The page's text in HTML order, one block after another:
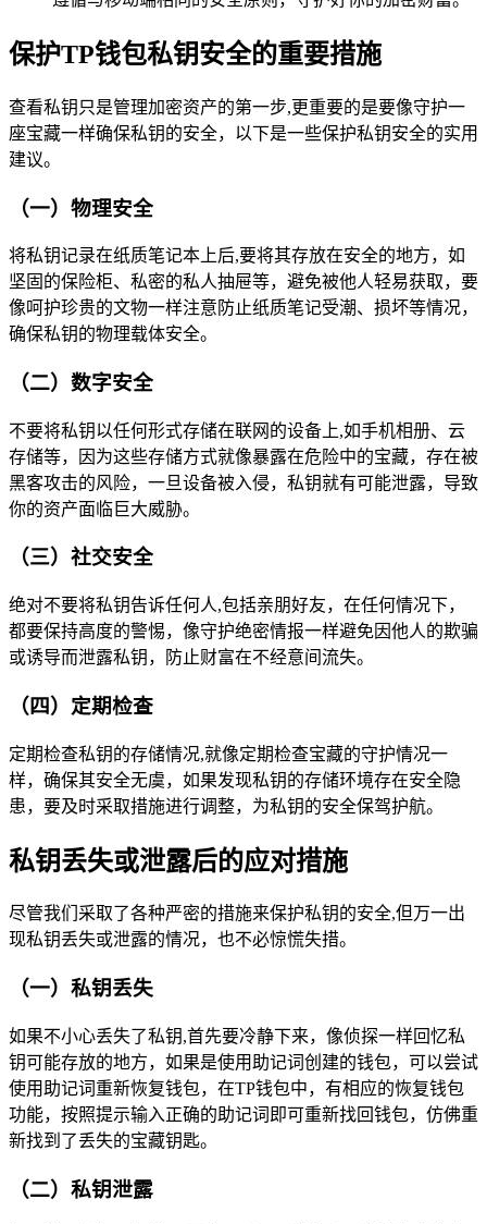
保护TP钱包私钥安全的重要措施
查看私钥只是管理加密资产的第一步,更重要的是要像守护一
座宝藏一样确保私钥的安全，以下是一些保护私钥安全的实用
建议。
（一）物理安全
将私钥记录在纸质笔记本上后,要将其存放在安全的地方，如
坚固的保险柜、私密的私人抽屉等，避免被他人轻易获取，要
像呵护珍贵的文物一样注意防止纸质笔记受潮、损坏等情况，
确保私钥的物理载体安全。
（二）数字安全
不要将私钥以任何形式存储在联网的设备上,如手机相册、云
存储等，因为这些存储方式就像暴露在危险中的宝藏，存在被
黑客攻击的风险，一旦设备被入侵，私钥就有可能泄露，导致
你的资产面临巨大威胁。
（三）社交安全
绝对不要将私钥告诉任何人,包括亲朋好友，在任何情况下，
都要保持高度的警惕，像守护绝密情报一样避免因他人的欺骗
或诱导而泄露私钥，防止财富在不经意间流失。
（四）定期检查
定期检查私钥的存储情况,就像定期检查宝藏的守护情况一
样，确保其安全无虞，如果发现私钥的存储环境存在安全隐
患，要及时采取措施进行调整，为私钥的安全保驾护航。
私钥丢失或泄露后的应对措施
尽管我们采取了各种严密的措施来保护私钥的安全,但万一出
现私钥丢失或泄露的情况，也不必惊慌失措。
（一）私钥丢失
如果不小心丢失了私钥,首先要冷静下来，像侦探一样回忆私
钥可能存放的地方，如果是使用助记词创建的钱包，可以尝试
使用助记词重新恢复钱包，在TP钱包中，有相应的恢复钱包
功能，按照提示输入正确的助记词即可重新找回钱包，仿佛重
新找到了丢失的宝藏钥匙。
（二）私钥泄露